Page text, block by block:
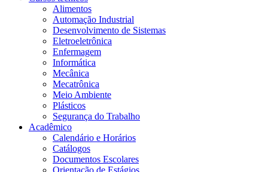
Alimentos
Automação Industrial
Desenvolvimento de Sistemas
Eletroeletrônica
Enfermagem
Informática
Mecânica
Mecatrônica
Meio Ambiente
Plásticos
Segurança do Trabalho
Acadêmico
Calendário e Horários
Catálogos
Documentos Escolares
Orientação de Estágios